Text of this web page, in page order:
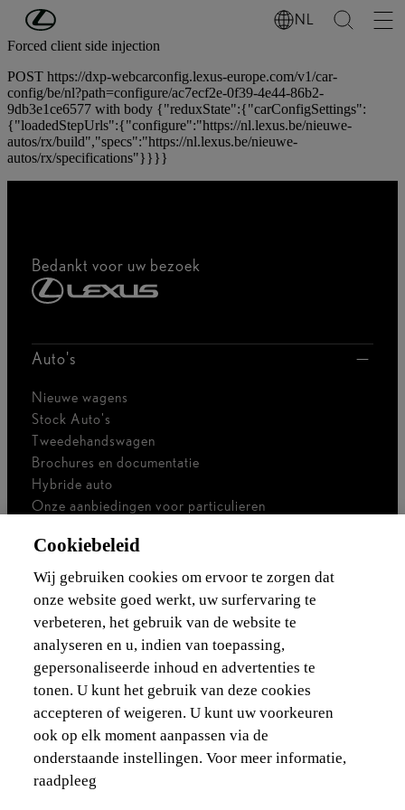
Ga naar de hoofdinhoud NL
Forced client side injection
POST https://dxp-webcarconfig.lexus-europe.com/v1/car-
config/be/nl?path=configure/ac7ecf2e-0f39-4e44-86b2-
9db3e1ce6577 with body {"reduxState":{"carConfigSettings":
{"loadedStepUrls":{"configure":"https://nl.lexus.be/nieuwe-
autos/rx/build","specs":"https://nl.lexus.be/nieuwe-
autos/rx/specifications"}}}}
Bedankt voor uw bezoek
Auto's
Nieuwe wagens
Stock Auto's
Tweedehandswagen
Brochures en documentatie
Hybride auto
Onze aanbiedingen voor particulieren
Bedrijfswagen
Ik ben zelfstandig
Voor vlootbeheerders
Waarborgen & financieringen
Ontdek Lexus
Wettelijke vermelding
Cookiebeleid
Wij gebruiken cookies om ervoor te zorgen dat
onze website goed werkt, uw surfervaring te
verbeteren, het gebruik van de website te
analyseren en u, indien van toepassing,
gepersonaliseerde inhoud en advertenties te
tonen. U kunt het gebruik van deze cookies
accepteren of weigeren. U kunt uw voorkeuren
ook op elk moment aanpassen via de
onderstaande instellingen. Voor meer informatie,
raadpleeg